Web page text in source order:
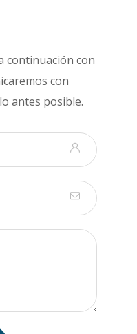
continuación con
con
antes posible.